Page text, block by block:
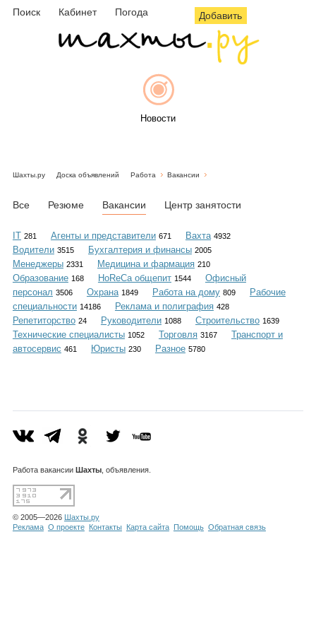
Поиск Кабинет Погода Добавить
Новости
Объявления
Каталог
Карты
Шахты.ру Доска объявлений Работа Вакансии
Все Резюме Вакансии Центр занятости
IT 281 Агенты и представители 671 Вахта 4932
Водители 3515 Бухгалтерия и финансы 2005
Менеджеры 2331 Медицина и фармация 210
Образование 168 HoReCa общепит 1544
Офисный
персонал 3506 Охрана 1849 Работа на дому 809
Рабочие
специальности 14186 Реклама и полиграфия 428
Репетиторство 24 Руководители 1088 Строительство 1639
Технические специалисты 1052 Торговля 3167
Транспорт и
автосервис 461 Юристы 230 Разное 5780
Работа вакансии Шахты, объявления.
© 2005—2026
Шахты.ру
Реклама О проекте Контакты Карта сайта Помощь Обратная связь